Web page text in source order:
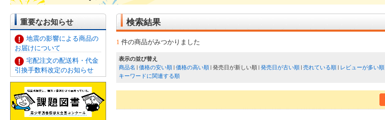
重要なお知らせ
地震の影響による商品の
お届けについて
宅配注文の配送料・代金
引換手数料改定のお知らせ
検索結果
1 件の商品がみつかりました
表示の並び替え
商品名
価格の安い順 価格の高い順 発売日が新しい順 発売日が古い順 売れている順 レビューが多い順
キーワードに関連する順